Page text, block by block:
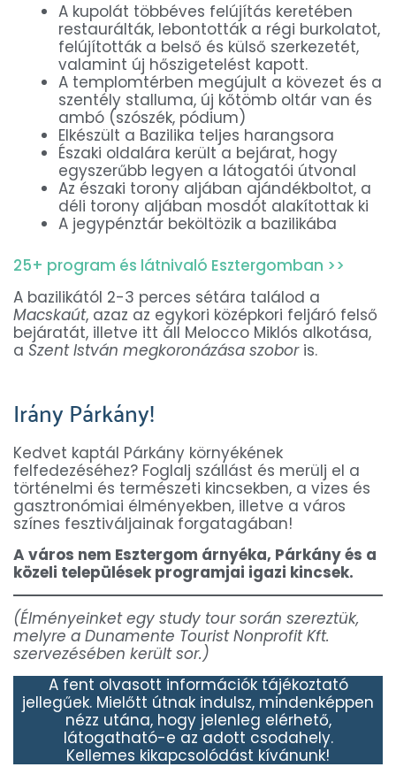
A kupolát többéves felújítás keretében
restaurálták, lebontották a régi burkolatot,
felújították a belső és külső szerkezetét,
valamint új hőszigetelést kapott.
A templomtérben megújult a kövezet és a
szentély stalluma, új kőtömb oltár van és
ambó (szószék, pódium)
Elkészült a Bazilika teljes harangsora
Északi oldalára került a bejárat, hogy
egyszerűbb legyen a látogatói útvonal
Az északi torony aljában ajándékboltot, a
déli torony aljában mosdót alakítottak ki
A jegypénztár beköltözik a bazilikába
25+ program és látnivaló Esztergomban >>
A bazilikától 2-3 perces sétára találod a
Macskaút, azaz az egykori középkori feljáró felső
bejáratát, illetve itt áll Melocco Miklós alkotása,
a Szent István megkoronázása szoboris.
Irány Párkány!
Kedvet kaptál Párkány környékének
felfedezéséhez? Foglalj szállást és merülj el a
történelmi és természeti kincsekben, a vizes és
gasztronómiai élményekben, illetve a város
színes fesztiváljainak forgatagában!
A város nem Esztergom árnyéka, Párkány és a
közeli települések programjai igazi kincsek.
(Élményeinket egy study tour során szereztük,
melyre a Dunamente Tourist Nonprofit Kft.
szervezésében került sor.)
A fent olvasott információk tájékoztató
jellegűek. Mielőtt útnak indulsz, mindenképpen
nézz utána, hogy jelenleg elérhető,
látogatható-e az adott csodahely.
Kellemes kikapcsolódást kívánunk!